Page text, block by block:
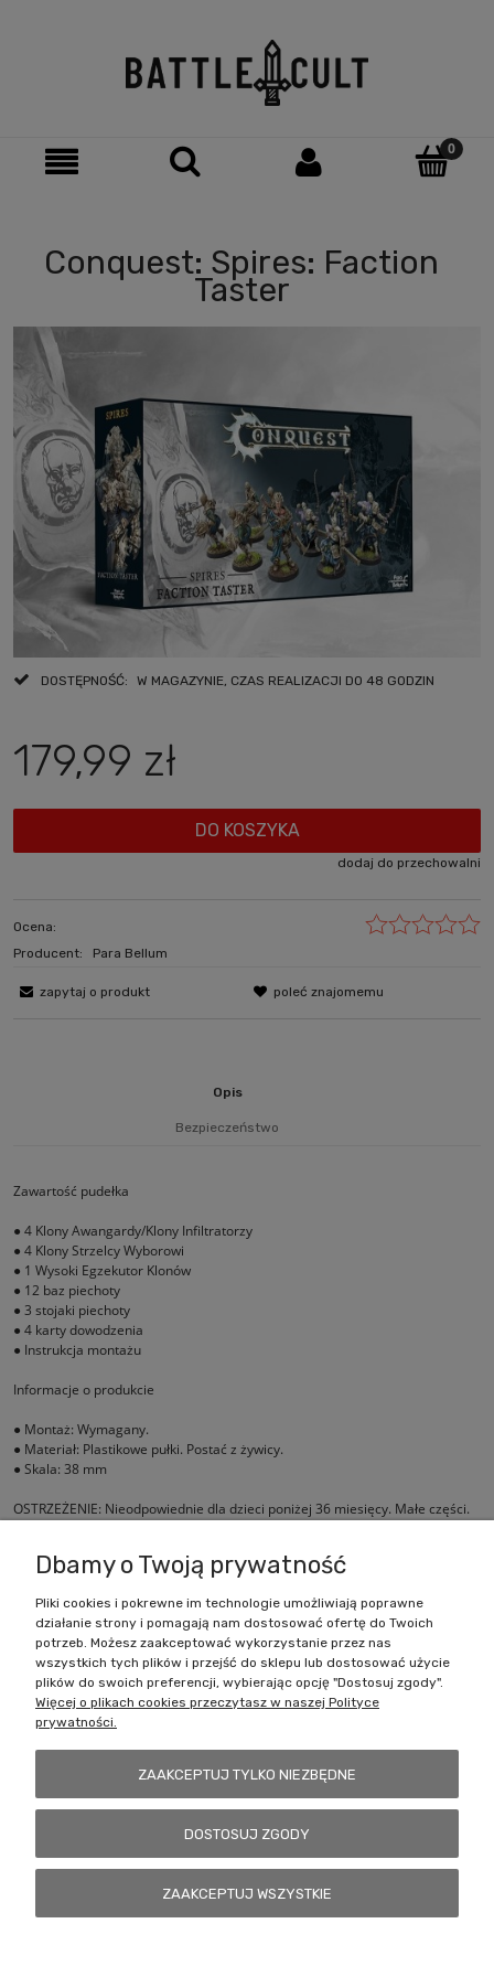
Conquest: Spires: Faction
Taster
DOSTĘPNOŚĆ: W MAGAZYNIE, CZAS REALIZACJI DO 48 GODZIN
179,99 zł
DO KOSZYKA
dodaj do przechowalni
Ocena:
Producent:
Para Bellum
zapytaj o produkt poleć znajomemu
Opis
Bezpieczeństwo
Zawartość pudełka
● 4 Klony Awangardy/Klony Infiltratorzy
● 4 Klony Strzelcy Wyborowi
● 1 Wysoki Egzekutor Klonów
● 12 baz piechoty
● 3 stojaki piechoty
● 4 karty dowodzenia
● Instrukcja montażu
Informacje o produkcie
● Montaż: Wymagany.
● Materiał: Plastikowe pułki. Postać z żywicy.
● Skala: 38 mm
OSTRZEŻENIE: Nieodpowiednie dla dzieci poniżej 36 miesięcy. Małe części.
Zakupy
Pomoc
kontakt@battlecult.pl Tel.:669966242
Dbamy o Twoją prywatność
Pliki cookies i pokrewne im technologie umożliwiają poprawne
działanie strony i pomagają nam dostosować ofertę do Twoich
potrzeb. Możesz zaakceptować wykorzystanie przez nas
wszystkich tych plików i przejść do sklepu lub dostosować użycie
plików do swoich preferencji, wybierając opcję "Dostosuj zgody".
Więcej o plikach cookies przeczytasz w naszej Polityce
prywatności.
ZAAKCEPTUJ TYLKO NIEZBĘDNE
DOSTOSUJ ZGODY
ZAAKCEPTUJ WSZYSTKIE